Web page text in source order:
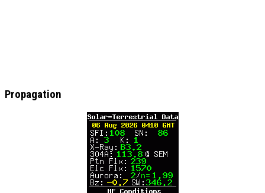
Propagation